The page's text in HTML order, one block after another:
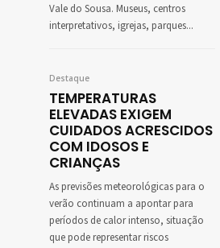
Vale do Sousa. Museus, centros
interpretativos, igrejas, parques...
Destaque
TEMPERATURAS
ELEVADAS EXIGEM
CUIDADOS ACRESCIDOS
COM IDOSOS E
CRIANÇAS
As previsões meteorológicas para o
verão continuam a apontar para
períodos de calor intenso, situação
que pode representar riscos